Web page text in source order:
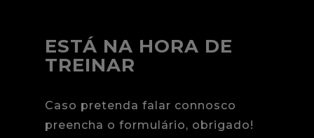
ESTÁ NA HORA DE
TREINAR
Caso pretenda falar connosco
preencha o formulário, obrigado!